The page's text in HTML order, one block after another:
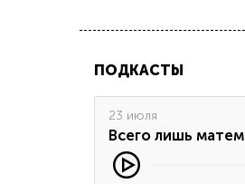
ПОДКАСТЫ
23 июля
Всего лишь